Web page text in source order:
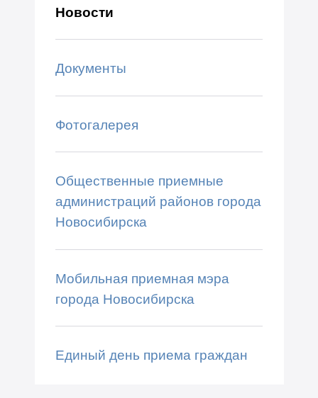
Новости
Документы
Фотогалерея
Общественные приемные
администраций районов города
Новосибирска
Мобильная приемная мэра
города Новосибирска
Единый день приема граждан